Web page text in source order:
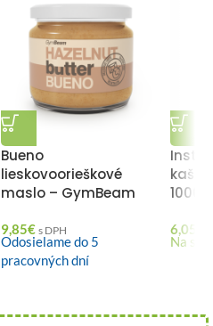
Bueno
lieskovoorieškové
maslo – GymBeam
9,85€ s DPH
Odosielame do 5
pracovných dní
kaša
1000
6,05
Na